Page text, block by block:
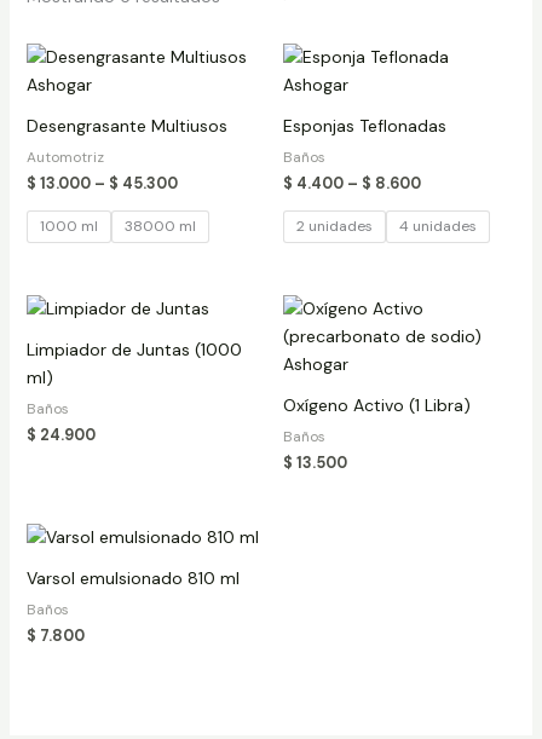
Desengrasante Multiusos
Automotriz
$ 13.000 – $ 45.300
Price
$ 45.300
1000 ml 38000 ml
Esponjas Teflonadas
Baños
$ 4.400 – $ 8.600
Price
$ 8.600
2 unidades 4 unidades
Limpiador de Juntas (1000
ml)
Baños
$ 24.900
Oxígeno Activo (1 Libra)
Baños
$ 13.500
Varsol emulsionado 810 ml
Baños
$ 7.800